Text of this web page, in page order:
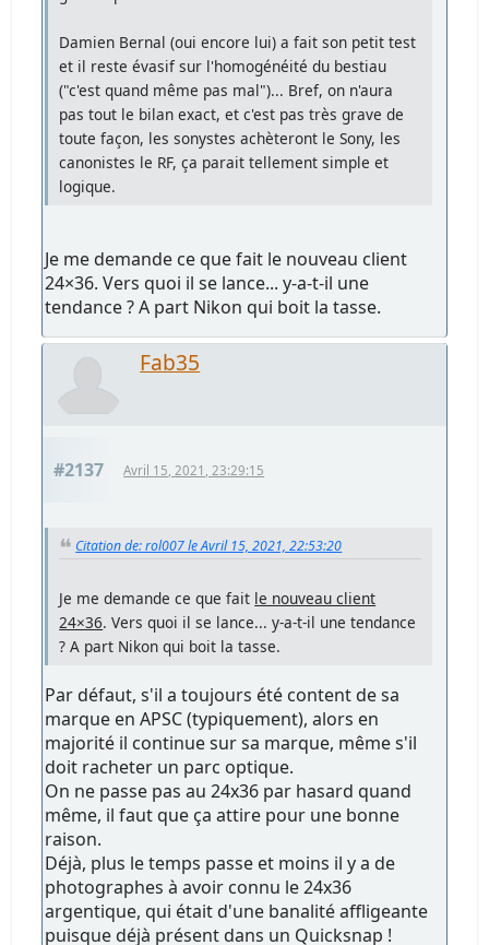
Damien Bernal (oui encore lui) a fait son petit test
et il reste évasif sur l'homogénéité du bestiau
("c'est quand même pas mal")... Bref, on n'aura
pas tout le bilan exact, et c'est pas très grave de
toute façon, les sonystes achèteront le Sony, les
canonistes le RF, ça parait tellement simple et
logique.
Je me demande ce que fait le nouveau client
24×36. Vers quoi il se lance... y-a-t-il une
tendance ? A part Nikon qui boit la tasse.
Fab35
#2137 Avril 15, 2021, 23:29:15
Citation de: rol007 le Avril 15, 2021, 22:53:20
Je me demande ce que fait le nouveau client
24×36. Vers quoi il se lance... y-a-t-il une tendance
? A part Nikon qui boit la tasse.
Par défaut, s'il a toujours été content de sa
marque en APSC (typiquement), alors en
majorité il continue sur sa marque, même s'il
doit racheter un parc optique.
On ne passe pas au 24x36 par hasard quand
même, il faut que ça attire pour une bonne
raison.
Déjà, plus le temps passe et moins il y a de
photographes à avoir connu le 24x36
argentique, qui était d'une banalité affligeante
puisque déjà présent dans un Quicksnap !